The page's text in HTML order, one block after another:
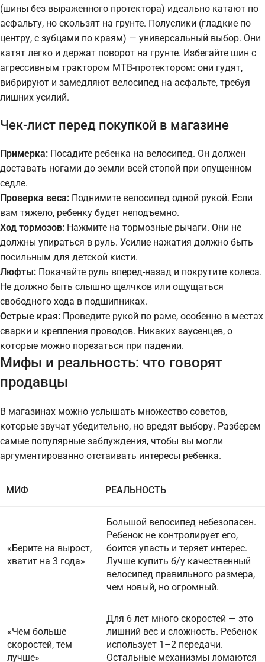
(шины без выраженного протектора) идеально катают по
асфальту, но скользят на грунте. Полуслики (гладкие по
центру, с зубцами по краям) — универсальный выбор. Они
катят легко и держат поворот на грунте. Избегайте шин с
агрессивным трактором MTB-протектором: они гудят,
вибрируют и замедляют велосипед на асфальте, требуя
лишних усилий.
Чек-лист перед покупкой в магазине
Примерка: Посадите ребенка на велосипед. Он должен
доставать ногами до земли всей стопой при опущенном
седле.
Проверка веса: Поднимите велосипед одной рукой. Если
вам тяжело, ребенку будет неподъемно.
Ход тормозов: Нажмите на тормозные рычаги. Они не
должны упираться в руль. Усилие нажатия должно быть
посильным для детской кисти.
Люфты: Покачайте руль вперед-назад и покрутите колеса.
Не должно быть слышно щелчков или ощущаться
свободного хода в подшипниках.
Острые края: Проведите рукой по раме, особенно в местах
сварки и крепления проводов. Никаких заусенцев, о
которые можно порезаться при падении.
Мифы и реальность: что говорят
продавцы
В магазинах можно услышать множество советов,
которые звучат убедительно, но вредят выбору. Разберем
самые популярные заблуждения, чтобы вы могли
аргументированно отстаивать интересы ребенка.
МИФ РЕАЛЬНОСТЬ
«Берите на вырост,
хватит на 3 года»
Большой велосипед небезопасен.
Ребенок не контролирует его,
боится упасть и теряет интерес.
Лучше купить б/у качественный
велосипед правильного размера,
чем новый, но огромный.
«Чем больше
скоростей, тем
лучше»
Для 6 лет много скоростей — это
лишний вес и сложность. Ребенок
использует 1–2 передачи.
Остальные механизмы ломаются